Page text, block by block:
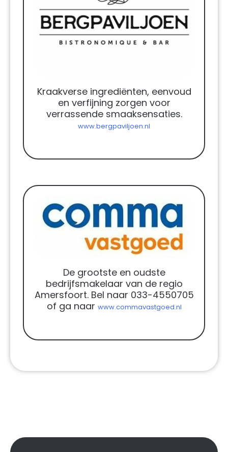
Kraakverse ingrediënten, eenvoud
en verfijning zorgen voor
verrassende smaaksensaties.
www.bergpaviljoen.nl
De grootste en oudste
bedrijfsmakelaar van de regio
Amersfoort. Bel naar 033-4550705
of ga naar www.commavastgoed.nl